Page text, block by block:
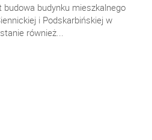
budynku mieszkalnego
i Podskarbińskiej w
również...